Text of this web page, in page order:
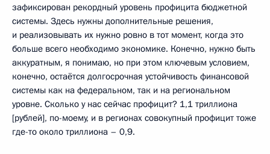
зафиксирован рекордный уровень профицита бюджетной
системы. Здесь нужны дополнительные решения,
и реализовывать их нужно ровно в тот момент, когда это
больше всего необходимо экономике. Конечно, нужно быть
аккуратным, я понимаю, но при этом ключевым условием,
конечно, остаётся долгосрочная устойчивость финансовой
системы как на федеральном, так и на региональном
уровне. Сколько у нас сейчас профицит? 1,1 триллиона
[рублей], по-моему, и в регионах совокупный профицит тоже
где-то около триллиона – 0,9.